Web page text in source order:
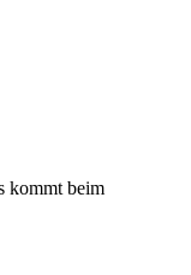
kommt beim